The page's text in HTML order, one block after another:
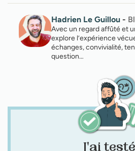
Hadrien Le Guillou -
Avec un regard affûté et
explore l’expérience
échanges, convivialité,
question…
J'ai